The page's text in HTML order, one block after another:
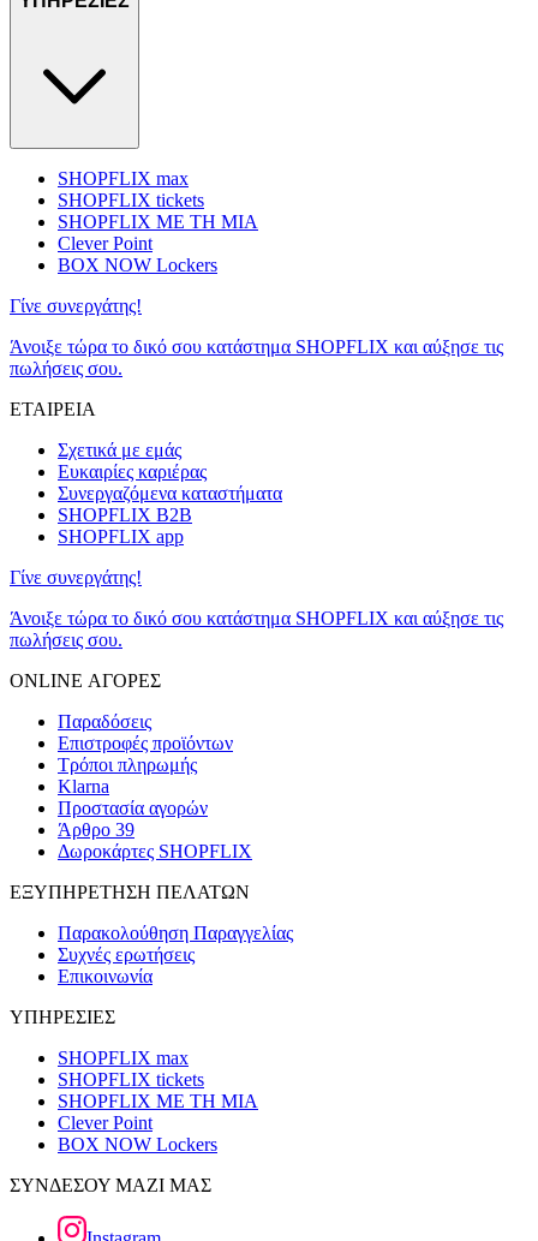
SHOPFLIX max
SHOPFLIX tickets
SHOPFLIX ΜΕ ΤΗ ΜΙΑ
Clever Point
BOX NOW Lockers
Γίνε συνεργάτης!
Άνοιξε τώρα το δικό σου κατάστημα SHOPFLIX και αύξησε τις
πωλήσεις σου.
ΕΤΑΙΡΕΙΑ
Σχετικά με εμάς
Ευκαιρίες καριέρας
Συνεργαζόμενα καταστήματα
SHOPFLIX B2B
SHOPFLIX app
Γίνε συνεργάτης!
Άνοιξε τώρα το δικό σου κατάστημα SHOPFLIX και αύξησε τις
πωλήσεις σου.
ONLINE ΑΓΟΡΕΣ
Παραδόσεις
Επιστροφές προϊόντων
Τρόποι πληρωμής
Klarna
Προστασία αγορών
Άρθρο 39
Δωροκάρτες SHOPFLIX
ΕΞΥΠΗΡΕΤΗΣΗ ΠΕΛΑΤΩΝ
Παρακολούθηση Παραγγελίας
Συχνές ερωτήσεις
Επικοινωνία
ΥΠΗΡΕΣΙΕΣ
SHOPFLIX max
SHOPFLIX tickets
SHOPFLIX ΜΕ ΤΗ ΜΙΑ
Clever Point
BOX NOW Lockers
ΣΥΝΔΕΣΟΥ ΜΑΖΙ ΜΑΣ